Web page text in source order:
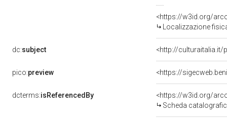
<https://w3id.org/
Localizzazione
dc:subject <http://culturaitalia.it/
pico:preview <https://
dcterms:isReferencedBy
<https://w3id.org/
Scheda